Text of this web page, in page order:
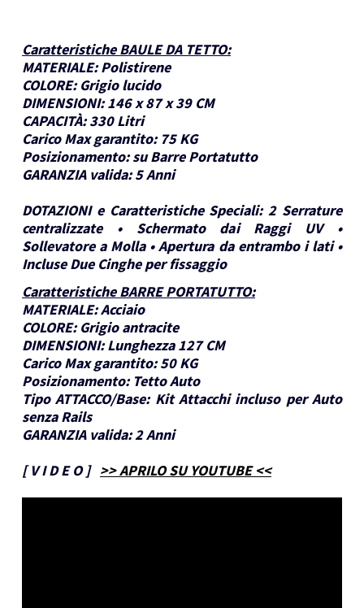
Caratteristiche BAULE DA TETTO:
MATERIALE: Polistirene
COLORE: Grigio lucido
DIMENSIONI: 146 x 87 x 39 CM
CAPACITÀ: 330 Litri
Carico Max garantito: 75 KG
Posizionamento: su Barre Portatutto
GARANZIA valida: 5 Anni
DOTAZIONI e Caratteristiche Speciali: 2 Serrature
centralizzate • Schermato dai Raggi UV •
Sollevatore a Molla • Apertura da entrambo i lati •
Incluse Due Cinghe per fissaggio
Caratteristiche BARRE PORTATUTTO:
MATERIALE:Acciaio
COLORE: Grigio antracite
DIMENSIONI: Lunghezza 127 CM
Carico Max garantito: 50 KG
Posizionamento: Tetto Auto
Tipo ATTACCO/Base: Kit Attacchi incluso per Auto
senza Rails
GARANZIA valida:2 Anni
[V I D E O] >> APRILO SU YOUTUBE <<